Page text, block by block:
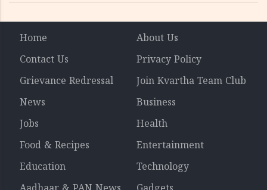
Home
About Us
Contact Us
Privacy Policy
Grievance Redressal
Join Kvartha Team Club
News
Business
Jobs
Health
Food & Recipes
Entertainment
Education
Technology